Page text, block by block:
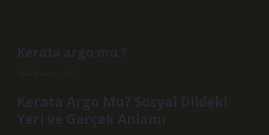
Kerata argo mu ?
Tarih: Kasım 6, 2025
Kerata Argo Mu? Sosyal Dildeki
Yeri ve Gerçek Anlamı